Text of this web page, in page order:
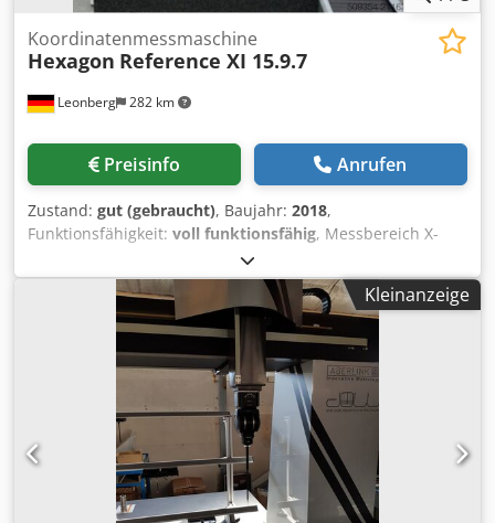
Leonberg 282 km
Koordinatenmessmaschine
Hexagon Reference XI 15.9.7
Preisinfo Anrufen
Zustand: gut (gebraucht), Baujahr: 2018,
Funktionsfähigkeit: voll funktionsfähig, Messbereich X-
, Messbereich Y-Achse:
Messbereich Z-Achse:700 mm, Kaufen Sie Ihre
Koordinatenmessmaschine beim größten Spezialisten für
KMGs mit 30 Jahren Erfahrung – Kneissl-Messtechnik.
Dedpfx Agsyg I Hdoxekr Mit KNEISSL-Approved erhalten Sie
eine Gebrauchtmaschine, die von A bis Z geprüft, getestet
und garantiert einsatzbereit ist – Qualität, der Sie
vertrauen können. Allgemeine Maschinendaten:
Maschinentyp: Reference XI 15.9.7 Baujahr: 2018
Hersteller: Hexagon Messbereich: 1500 x 900 x 700 mm
Zubehör: Tastkopfaufnahme: Messkopf HP-SX-5 Tastkopf:
+2 Wechselteller Zusätzliches Zubehör: Kalibrierkugel
Kleinanzeige